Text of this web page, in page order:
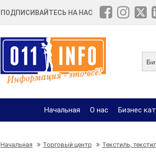
ПОДПИСИВАЙТЕСЬ НА НАС
Начальная О нас Бизнес
Начальная Торговый центр Текстиль,